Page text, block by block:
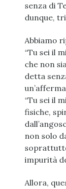
senza di
dunque,
Abbiamo
“Tu sei il
che non
detta
“Tu sei il
fisiche,
non solo
impurità
Allora,